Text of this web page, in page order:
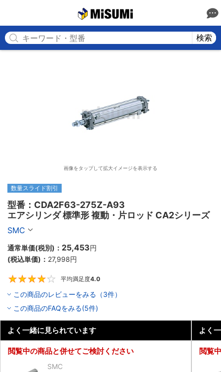
検索
画像をタップして拡大イメージを表示する
数量スライド割引
型番：CDA2F63-275Z-A93
エアシリンダ 標準形 複動・片ロッド CA2シリーズ
SMC
通常単価(税別)： 25,453円
(税込単価)： 27,998円
平均満足度4.0
この商品のレビューをみる（3件）
この商品のFAQをみる(5件)
よく一緒に見られています
閲覧中の商品と併せてご検討ください
SMC
よく
閲覧